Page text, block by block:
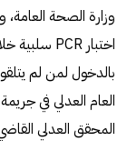
العام العدلي في
المحقق العدلي